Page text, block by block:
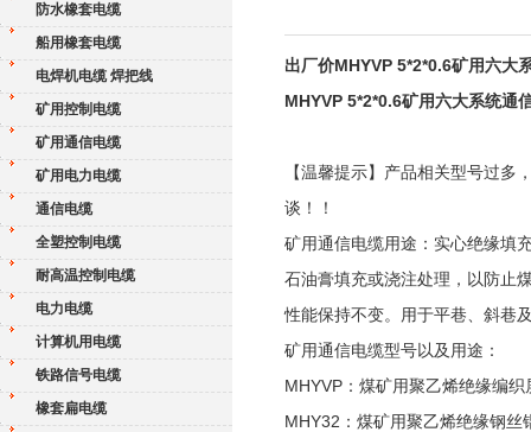
防水橡套电缆
船用橡套电缆
电焊机电缆 焊把线
矿用控制电缆
矿用通信电缆
矿用电力电缆
通信电缆
全塑控制电缆
耐高温控制电缆
电力电缆
计算机用电缆
铁路信号电缆
橡套扁电缆
出厂价MHYVP 5*2*0.6矿用六大
MHYVP 5*2*0.6矿用六大系统通
【温馨提示】产品相关型号过
谈！！
矿用通信电缆用途：实心绝缘填
石油膏填充或浇注处理，以防止
性能保持不变。用于平巷、斜巷
矿用通信电缆型号以及用途：
MHYVP：煤矿用聚乙烯绝缘编
MHY32：煤矿用聚乙烯绝缘钢